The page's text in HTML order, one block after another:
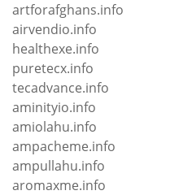
artforafghans.info
airvendio.info
healthexe.info
puretecx.info
tecadvance.info
aminityio.info
amiolahu.info
ampacheme.info
ampullahu.info
aromaxme.info